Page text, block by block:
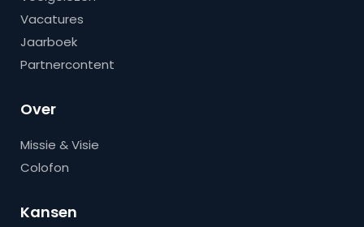
Vacatures
Jaarboek
Partnercontent
Over
Missie & Visie
Colofon
Kansen